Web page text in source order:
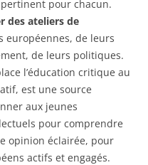
pour chacun.
des ateliers de
européennes, de leurs
de leurs politiques.
l’éducation critique au
est une source
aux jeunes
pour comprendre
opinion éclairée, pour
actifs et engagés.